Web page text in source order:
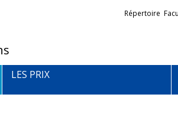
Liens
externes
Répertoire
LES PRIX